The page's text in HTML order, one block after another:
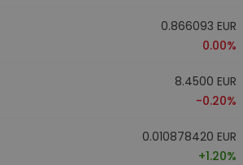
0.866093 EUR
0.00%
8.4500 EUR
-0.20%
0.010878420 EUR
+1.20%